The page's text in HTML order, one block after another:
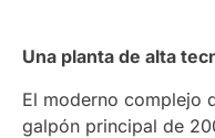
Una planta de alta
El moderno complejo
galpón principal de